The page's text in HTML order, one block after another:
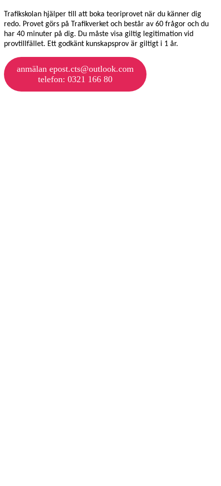
Trafikskolan hjälper till att boka teoriprovet när du känner dig
redo. Provet görs på Trafikverket och består av 60 frågor och du
har 40 minuter på dig. Du måste visa giltig legitimation vid
provtillfället. Ett godkänt kunskapsprov är giltigt i 1 år.
anmälan epost.cts@outlook.com
telefon: 0321 166 80